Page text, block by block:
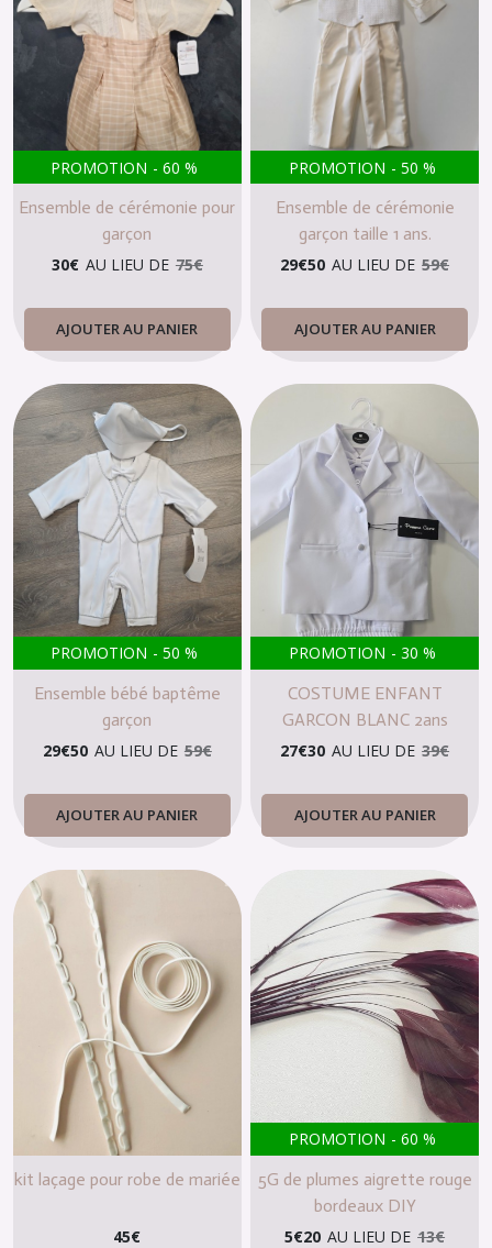
PROMOTION - 60 %
Ensemble de cérémonie pour
garçon
30€ AU LIEU DE 75€
AJOUTER AU PANIER
PROMOTION - 50 %
Ensemble de cérémonie
garçon taille 1 ans.
29€50 AU LIEU DE 59€
AJOUTER AU PANIER
PROMOTION - 50 %
Ensemble bébé baptême
garçon
29€50 AU LIEU DE 59€
AJOUTER AU PANIER
PROMOTION - 30 %
COSTUME ENFANT
GARCON BLANC 2ans
27€30 AU LIEU DE 39€
AJOUTER AU PANIER
kit laçage pour robe de mariée
45€
PROMOTION - 60 %
5G de plumes aigrette rouge
bordeaux DIY
5€20 AU LIEU DE 13€